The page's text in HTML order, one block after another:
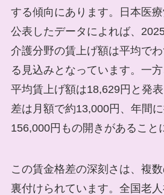
する傾向にあります。日本医
公表したデータによれば、
介護分野の賃上げ額は平均で
る見込みとなっています。一
平均賃上げ額は18,629円と発
差は月額で約13,000円、年間
156,000円もの開きがあること
この賃金格差の深刻さは、複
裏付けられています。全国老